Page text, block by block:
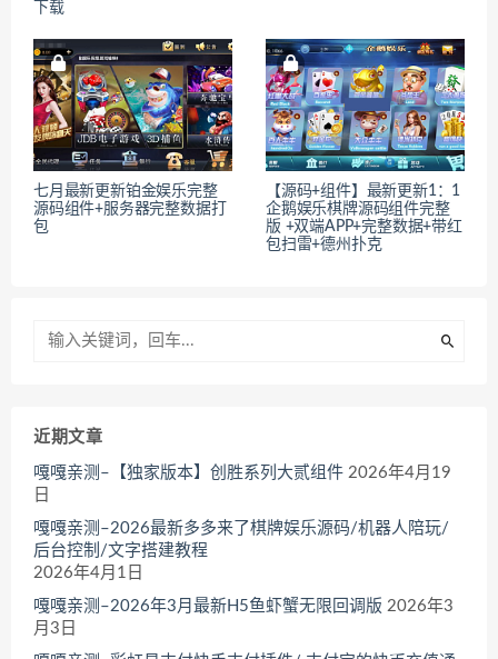
下载
七月最新更新铂金娱乐完整
源码组件+服务器完整数据打
包
【源码+组件】最新更新1：1
企鹅娱乐棋牌源码组件完整
版 +双端APP+完整数据+带红
包扫雷+德州扑克
近期文章
嘎嘎亲测–【独家版本】创胜系列大贰组件 2026年4月19
日
嘎嘎亲测–2026最新多多来了棋牌娱乐源码/机器人陪玩/
后台控制/文字搭建教程
2026年4月1日
嘎嘎亲测–2026年3月最新H5鱼虾蟹无限回调版 2026年3
月3日